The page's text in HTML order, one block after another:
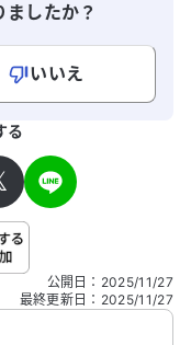
したか？
いいえ
ご自身の病気の詳細な
る
公開日 ： 2025/11/27
最終更新日 ： 2025/11/27